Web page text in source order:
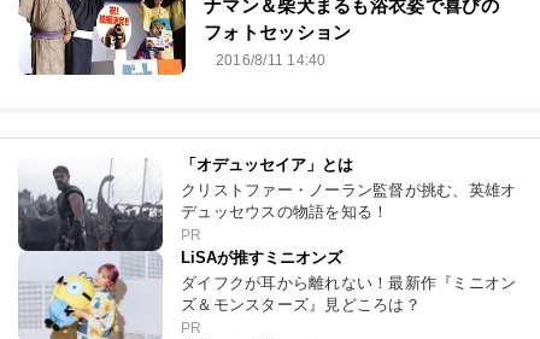
ナマン＆柴犬まるも浴衣姿で喜びの
フォトセッション
2016/8/11 14:40
「オデュッセイア」とは
クリストファー・ノーラン監督が挑む、英雄オ
デュッセウスの物語を知る！
PR
LiSAが推すミニオンズ
ダイフクが耳から離れない！最新作『ミニオン
ズ＆モンスターズ』見どころは？
PR